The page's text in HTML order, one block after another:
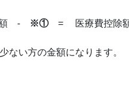
額 - ※①= 医療費控除
い方の金額になります。